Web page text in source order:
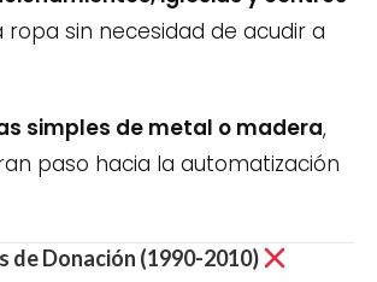
sin necesidad de acudir a
simples de metal o madera,
paso hacia la automatización
de Donación (1990-2010)